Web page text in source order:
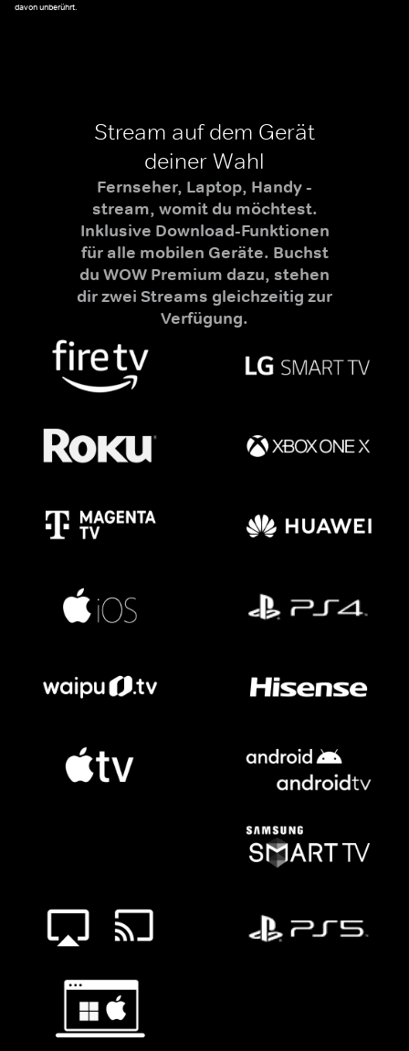
davon unberührt.
Stream auf dem Gerät
deiner Wahl
Fernseher, Laptop, Handy -
stream, womit du möchtest.
Inklusive Download-Funktionen
für alle mobilen Geräte. Buchst
du WOW Premium dazu, stehen
dir zwei Streams gleichzeitig zur
Verfügung.